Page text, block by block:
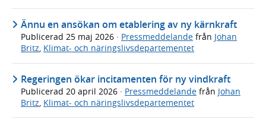
Ännu en ansökan om etablering av ny kärnkraft
Publicerad 25 maj 2026 · Pressmeddelande från Johan
Britz, Klimat- och näringslivsdepartementet
Regeringen ökar incitamenten för ny vindkraft
Publicerad 20 april 2026 · Pressmeddelande från Johan
Britz, Klimat- och näringslivsdepartementet